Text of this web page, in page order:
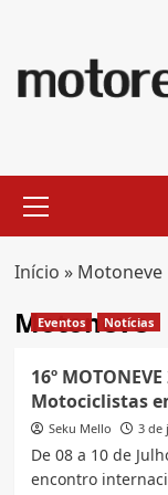
content
Menu
Início » Motoneve
Motoneve
Eventos Notícias
16º
Motociclistas
Seku Mello 3 de
De 08 a 10 de
encontro